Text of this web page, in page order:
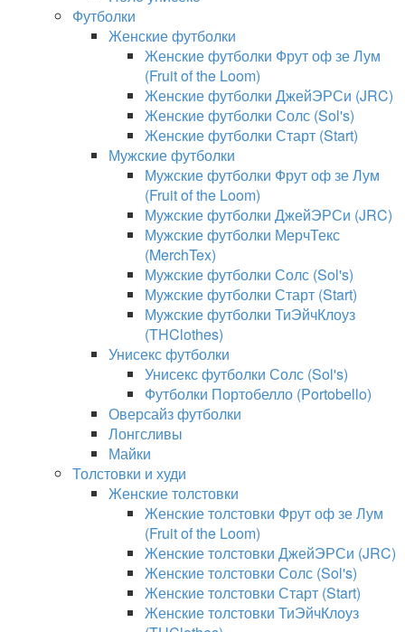
Футболки
Женские футболки
Женские футболки Фрут оф зе Лум
(Fruit of the Loom)
Женские футболки ДжейЭРСи (JRC)
Женские футболки Солс (Sol's)
Женские футболки Старт (Start)
Мужские футболки
Мужские футболки Фрут оф зе Лум
(Fruit of the Loom)
Мужские футболки ДжейЭРСи (JRC)
Мужские футболки МерчТекс
(MerchTex)
Мужские футболки Солс (Sol's)
Мужские футболки Старт (Start)
Мужские футболки ТиЭйчКлоуз
(THClothes)
Унисекс футболки
Унисекс футболки Солс (Sol's)
Футболки Портобелло (Portobello)
Оверсайз футболки
Лонгсливы
Майки
Толстовки и худи
Женские толстовки
Женские толстовки Фрут оф зе Лум
(Fruit of the Loom)
Женские толстовки ДжейЭРСи (JRC)
Женские толстовки Солс (Sol's)
Женские толстовки Старт (Start)
Женские толстовки ТиЭйчКлоуз